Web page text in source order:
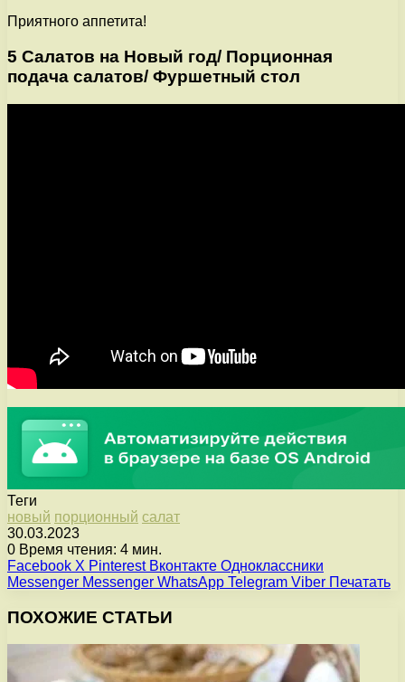
Приятного аппетита!
5 Салатов на Новый год/ Порционная
подача салатов/ Фуршетный стол
Теги
новый порционный салат
30.03.2023
0 Время чтения: 4 мин.
Facebook X Pinterest Вконтакте Одноклассники
Messenger Messenger WhatsApp Telegram Viber Печатать
ПОХОЖИЕ СТАТЬИ